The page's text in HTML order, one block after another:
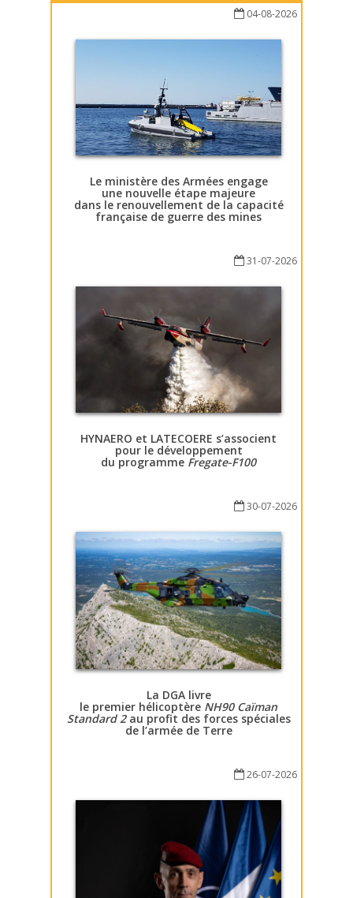
04-08-2026
Le ministère des Armées engage
une nouvelle étape majeure
dans le renouvellement de la capacité
française de guerre des mines
31-07-2026
HYNAERO et LATECOERE s’associent
pour le développement
du programme Fregate-F100
30-07-2026
La DGA livre
le premier hélicoptère NH90 Caïman
Standard 2au profit des forces spéciales
de l’armée de Terre
26-07-2026